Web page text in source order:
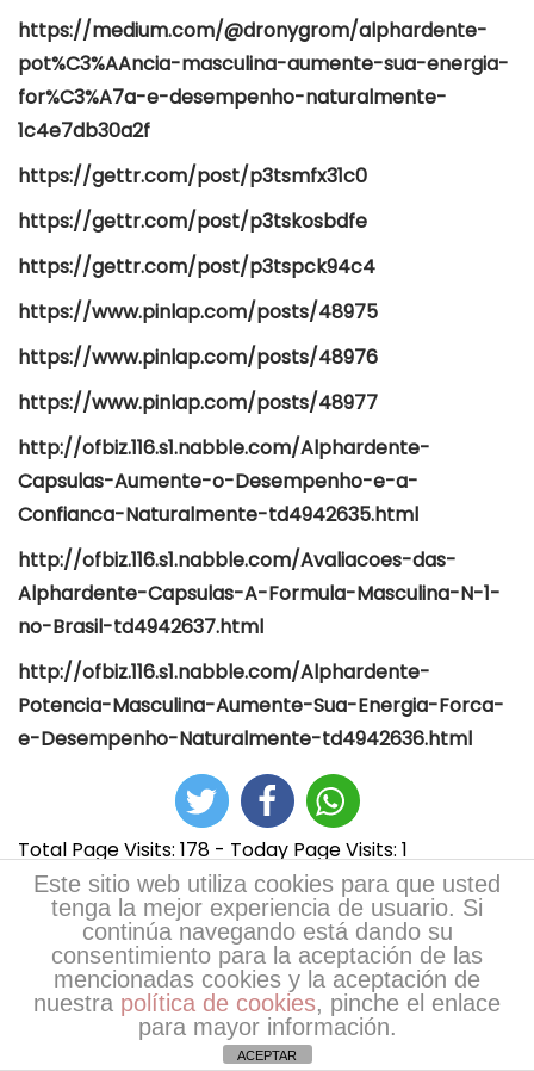
https://medium.com/@dronygrom/alphardente-
pot%C3%AAncia-masculina-aumente-sua-energia-
for%C3%A7a-e-desempenho-naturalmente-
1c4e7db30a2f
https://gettr.com/post/p3tsmfx31c0
https://gettr.com/post/p3tskosbdfe
https://gettr.com/post/p3tspck94c4
https://www.pinlap.com/posts/48975
https://www.pinlap.com/posts/48976
https://www.pinlap.com/posts/48977
http://ofbiz.116.s1.nabble.com/Alphardente-
Capsulas-Aumente-o-Desempenho-e-a-
Confianca-Naturalmente-td4942635.html
http://ofbiz.116.s1.nabble.com/Avaliacoes-das-
Alphardente-Capsulas-A-Formula-Masculina-N-1-
no-Brasil-td4942637.html
http://ofbiz.116.s1.nabble.com/Alphardente-
Potencia-Masculina-Aumente-Sua-Energia-Forca-
e-Desempenho-Naturalmente-td4942636.html
Total Page Visits: 178 - Today Page Visits: 1
Este sitio web utiliza cookies para que usted
tenga la mejor experiencia de usuario. Si
continúa navegando está dando su
consentimiento para la aceptación de las
mencionadas cookies y la aceptación de
nuestra política de cookies, pinche el enlace
para mayor información.
ACEPTAR